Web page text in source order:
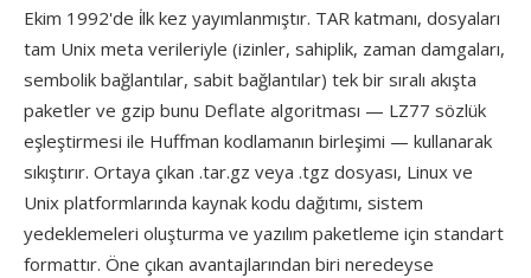
Ekim 1992'de i̇lk kez yayımlanmıştır. TAR katmanı, dosyaları
tam Unix meta verileriyle (izinler, sahiplik, zaman damgaları,
sembolik bağlantılar, sabit bağlantılar) tek bir sıralı akışta
paketler ve gzip bunu Deflate algoritması — LZ77 sözlük
eşleştirmesi ile Huffman kodlamanın birleşimi — kullanarak
sıkıştırır. Ortaya çıkan .tar.gz veya .tgz dosyası, Linux ve
Unix platformlarında kaynak kodu dağıtımı, sistem
yedeklemeleri oluşturma ve yazılım paketleme için standart
formattır. Öne çıkan avantajlarından biri neredeyse